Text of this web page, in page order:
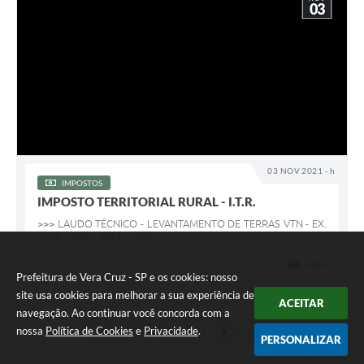
Prefeitura de Vera Cruz - SP e os cookies: nosso
site usa cookies para melhorar a sua experiência de
navegação. Ao continuar você concorda com a
nossa Política de Cookies e Privacidade.
ACEITAR
PERSONALIZAR
03 NOV 2021 - h
03
IMPOSTOS
IMPOSTO TERRITORIAL RURAL - I.T.R.
>>> LAUDO TÉCNICO - LEVANTAMENTO DE TERRAS VTN - EX.